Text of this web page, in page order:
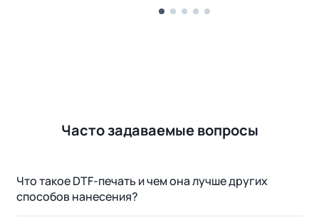
Часто задаваемые вопросы
Что такое DTF-печать и чем она лучше других
способов нанесения?